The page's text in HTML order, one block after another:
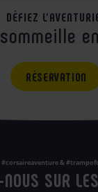
DÉFIEZ
RÉSERVATION
#corsaireaventure &
SUR